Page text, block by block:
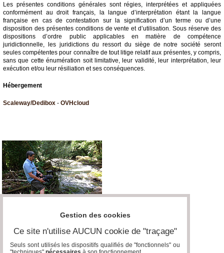
Les présentes conditions générales sont régies, interprétées et appliquées
conformément au droit français, la langue d’interprétation étant la langue
française en cas de contestation sur la signification d’un terme ou d’une
disposition des présentes conditions de vente et d’utilisation. Sous réserve des
dispositions d’ordre public applicables en matière de compétence
juridictionnelle, les juridictions du ressort du siège de notre société seront
seules compétentes pour connaître de tout litige relatif aux présentes, y compris,
sans que cette énumération soit limitative, leur validité, leur interprétation, leur
exécution et/ou leur résiliation et ses conséquences.
Hébergement
Scaleway/Dedibox - OVHcloud
Gestion des cookies
Ce site n'utilise AUCUN cookie de "traçage"
Seuls sont utilisés les dispositifs qualifiés de "fonctionnels" ou